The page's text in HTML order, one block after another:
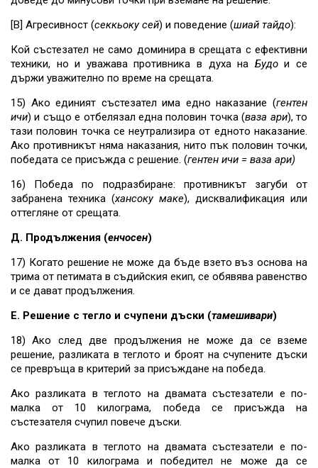
[В] Агресивност (секкьоку сей) и поведение (шиай тайдо):
Кой състезател не само доминира в срещата с ефективни
техники, но и уважава противника в духа на Будои се
държи уважително по време на срещата.
15) Ако единият състезател има едно наказание (гентен
ичи) и също е отбелязал една половин точка (ваза ари), то
тази половин точка се неутрализира от едното наказание.
Ако противникът няма наказания, нито пък половин точки,
победата се присъжда с решение. (гентен ичи = ваза ари)
16) Победа по подразбиране: противникът загуби от
забранена техника (хансоку маке), дисквалификация или
оттегляне от срещата.
Д. Продължения (енчосен)
17) Когато решение не може да бъде взето въз основа на
трима от петимата в съдийския екип, се обявява равенство
и се дават продължения.
Е. Решение с тегло и счупени дъски (тамешивари)
18) Ако след две продължения не може да се вземе
решение, разликата в теглото и броят на счупените дъски
се превръща в критерий за присъждане на победа.
Ако разликата в теглото на двамата състезатели е по-
малка от 10 килограма, победа се присъжда на
състезателя счупил повече дъски.
Ако разликата в теглото на двамата състезатели е по-
малка от 10 килограма и победител не може да се